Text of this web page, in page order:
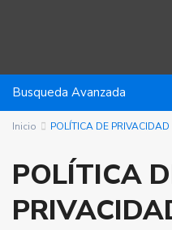
Busqueda Avanzada
Inicio POLÍTICA DE PRIVACIDAD
POLÍTICA